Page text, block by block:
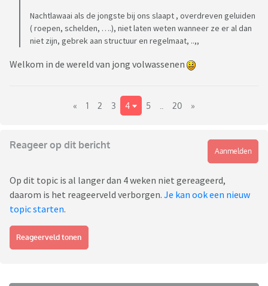
Nachtlawaai als de jongste bij ons slaapt , overdreven geluiden
( roepen, schelden, ….), niet laten weten wanneer ze er al dan
niet zijn, gebrek aan structuur en regelmaat, ..,,
Welkom in de wereld van jong volwassenen
« 1 2 3 4 5 20 »
Reageer op dit bericht
Aanmelden
Op dit topic is al langer dan 4 weken niet gereageerd,
daarom is het reageerveld verborgen. Je kan ook een nieuw
topic starten.
Reageerveld tonen